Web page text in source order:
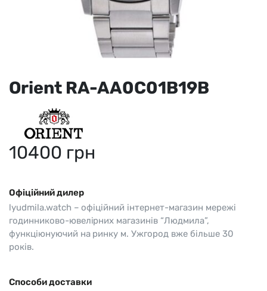
Orient RA-AA0C01B19B
10400 грн
Офіційний дилер
lyudmila.watch – офіційний інтернет-магазин мережі
годинниково-ювелірних магазинів “Людмила”,
функціюнуючий на ринку м. Ужгород вже більше 30
років.
Способи доставки